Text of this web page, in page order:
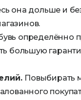
она дольше и
определённо
большую
Повыбирать